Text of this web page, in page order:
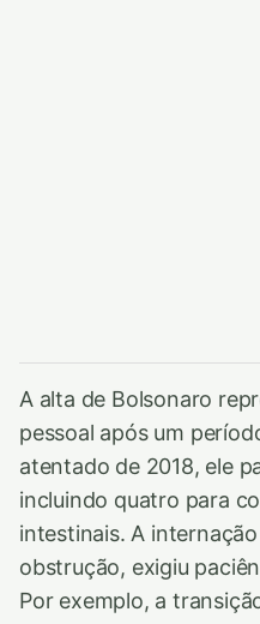
A alta de Bolsonaro
pessoal após um
atentado de 2018, ele
incluindo quatro para
intestinais. A
obstrução, exigiu
Por exemplo, a